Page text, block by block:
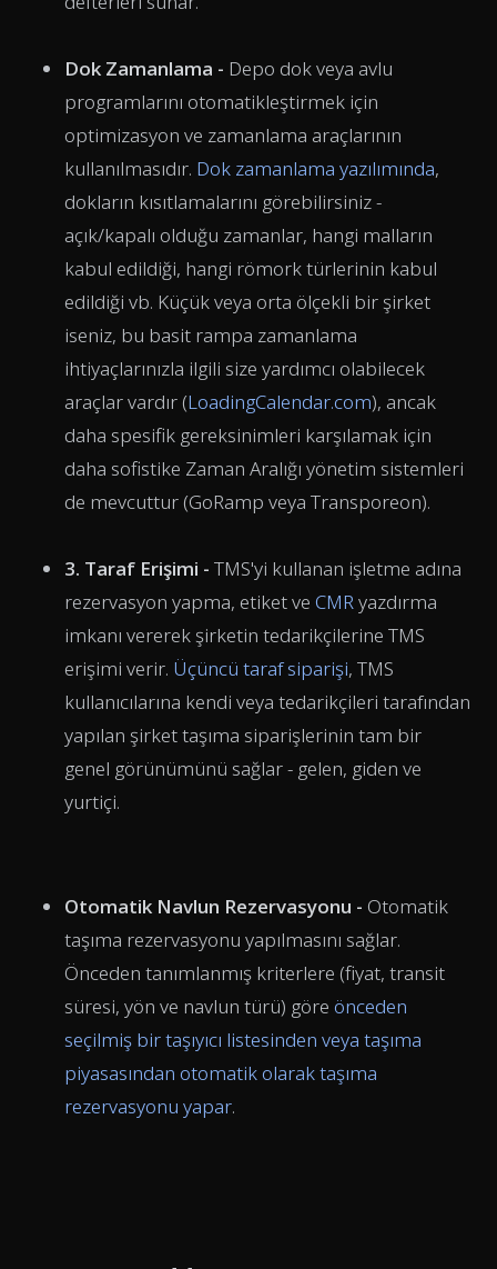
Dok Zamanlama - Depo dok veya avlu
programlarını otomatikleştirmek için
optimizasyon ve zamanlama araçlarının
kullanılmasıdır. Dok zamanlama yazılımında,
dokların kısıtlamalarını görebilirsiniz -
açık/kapalı olduğu zamanlar, hangi malların
kabul edildiği, hangi römork türlerinin kabul
edildiği vb. Küçük veya orta ölçekli bir şirket
iseniz, bu basit rampa zamanlama
ihtiyaçlarınızla ilgili size yardımcı olabilecek
araçlar vardır (LoadingCalendar.com), ancak
daha spesifik gereksinimleri karşılamak için
daha sofistike Zaman Aralığı yönetim sistemleri
de mevcuttur (GoRamp veya Transporeon).
3. Taraf Erişimi - TMS'yi kullanan işletme adına
rezervasyon yapma, etiket ve CMRyazdırma
imkanı vererek şirketin tedarikçilerine TMS
erişimi verir. Üçüncü taraf siparişi, TMS
kullanıcılarına kendi veya tedarikçileri tarafından
yapılan şirket taşıma siparişlerinin tam bir
genel görünümünü sağlar - gelen, giden ve
yurtiçi.
Otomatik Navlun Rezervasyonu - Otomatik
taşıma rezervasyonu yapılmasını sağlar.
Önceden tanımlanmış kriterlere (fiyat, transit
süresi, yön ve navlun türü) göre önceden
seçilmiş bir taşıyıcı listesinden veya taşıma
piyasasından otomatik olarak taşıma
rezervasyonu yapar.